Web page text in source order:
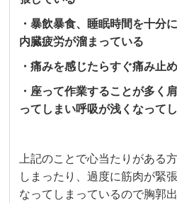
・暴飲暴食、睡眠時間を十分
内臓疲労が溜まっている
・痛みを感じたらすぐ痛み止
・座って作業することが多く
ってしまい呼吸が浅くなって
上記のことで心当たりがある
しまったり、過度に筋肉が緊
なってしまっているので胸郭